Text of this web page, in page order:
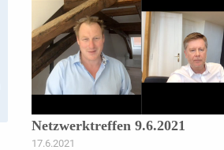
Netzwerktreffen 9.6.2021
17.6.2021